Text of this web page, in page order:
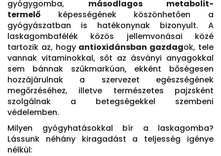
gyógygomba, másodlagos metabolit-
termelő képességének köszönhetően a
gyógyászatban is hatékonynak bizonyult. A
laskagombafélék közös jellemvonásai közé
tartozik az, hogy antioxidánsban gazdagok, tele
vannak vitaminokkal, sőt az ásványi anyagokkal
sem bánnak szűkmarkúan, ekként bőségesen
hozzájárulnak a szervezet egészségének
megőrzéséhez, illetve természetes pajzsként
szolgálnak a betegségekkel szembeni
védelemben.
Milyen gyógyhatásokkal bír a laskagomba?
Lássunk néhány kiragadást a teljesség igénye
nélkül: